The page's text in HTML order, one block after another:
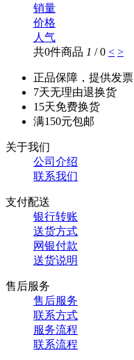
销量
价格
人气
共0件商品 1 / 0 < >
正品保障，提供发票
7天无理由退换货
15天免费换货
满150元包邮
关于我们
公司介绍
联系我们
支付配送
银行转账
送货方式
网银付款
送货说明
售后服务
售后服务
联系方式
服务流程
联系流程